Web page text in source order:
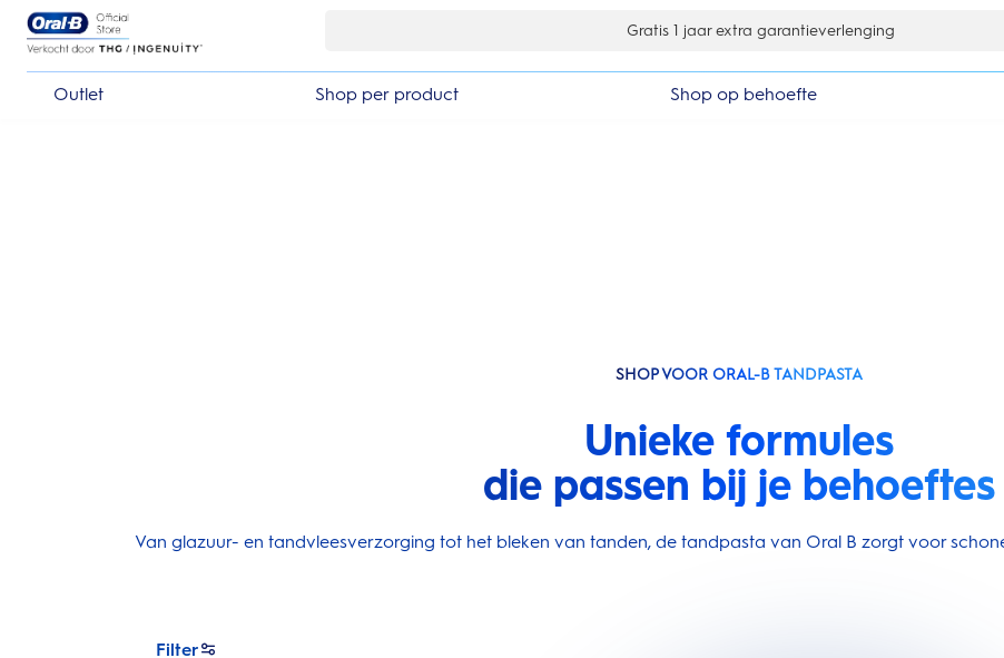
Gratis 1 jaar extra garantieverlenging
Outlet Shop per product Shop op behoefte
SHOP VOOR ORAL-B TANDPASTA
Unieke formules
die passen bij je behoeftes
Van glazuur- en tandvleesverzorging tot het bleken van tanden, de tandpasta van Oral B zorgt voor
Filter